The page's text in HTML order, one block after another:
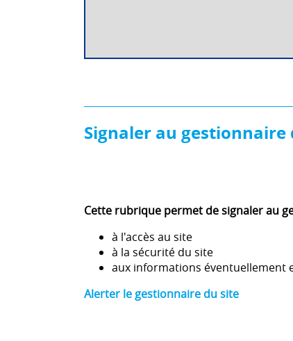
Signaler au gestionnaire
Cette rubrique permet de signaler au
à l'accès au site
à la sécurité du site
aux informations éventuellement
Alerter le gestionnaire du site